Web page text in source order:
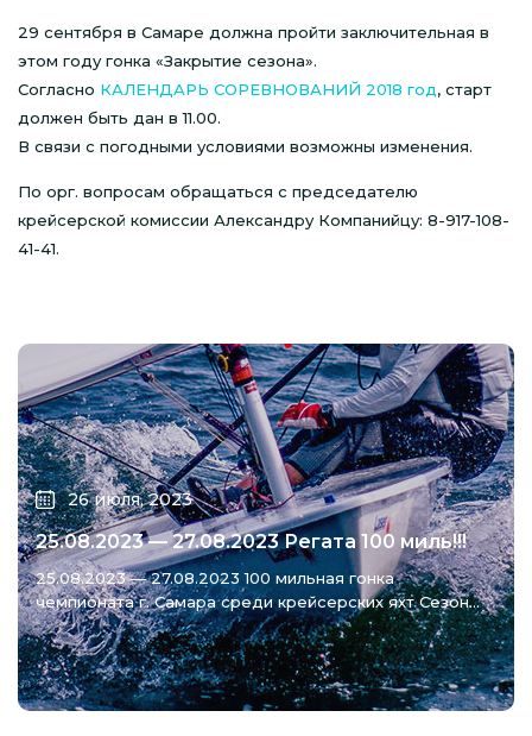
29 сентября в Самаре должна пройти заключительная в
этом году гонка «Закрытие сезона».
Согласно КАЛЕНДАРЬ СОРЕВНОВАНИЙ 2018 год, старт
должен быть дан в 11.00.
В связи с погодными условиями возможны изменения.
По орг. вопросам обращаться с председателю
крейсерской комиссии Александру Компанийцу: 8-917-108-
41-41.
26 июля, 2023
25.08.2023 — 27.08.2023 Регата 100 миль!!!
25.08.2023 — 27.08.2023 100 мильная гонка
чемпионата г. Самара среди крейсерских яхт Сезон...